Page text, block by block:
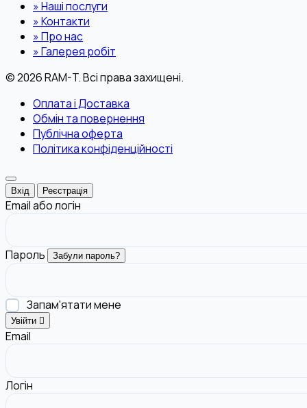
»Наші послуги
»Контакти
»Про нас
»Галерея робіт
© 2026 RAM-T. Всі права захищені.
Оплата і Доставка
Обмін та повернення
Публічна оферта
Політика конфіденційності
Вхід Реєстрація
Email або логін
Пароль Забули пароль?
Запам'ятати мене
Увійти
Email
Логін